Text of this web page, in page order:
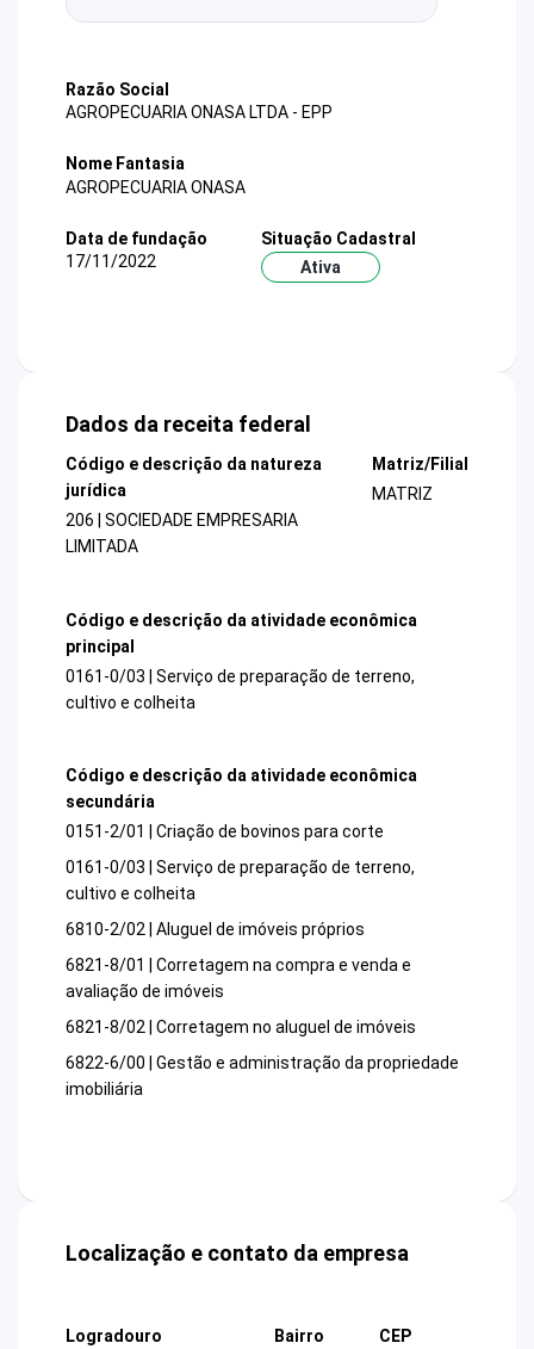
Razão Social
AGROPECUARIA ONASA LTDA - EPP
Nome Fantasia
AGROPECUARIA ONASA
Data de fundação
17/11/2022
Situação Cadastral
Ativa
Dados da receita federal
Código e descrição da natureza
jurídica
206 | SOCIEDADE EMPRESARIA
LIMITADA
Matriz/Filial
MATRIZ
Código e descrição da atividade econômica
principal
0161-0/03 | Serviço de preparação de terreno,
cultivo e colheita
Código e descrição da atividade econômica
secundária
0151-2/01 | Criação de bovinos para corte
0161-0/03 | Serviço de preparação de terreno,
cultivo e colheita
6810-2/02 | Aluguel de imóveis próprios
6821-8/01 | Corretagem na compra e venda e
avaliação de imóveis
6821-8/02 | Corretagem no aluguel de imóveis
6822-6/00 | Gestão e administração da propriedade
imobiliária
Localização e contato da empresa
Logradouro
Bairro
CEP